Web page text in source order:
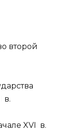
второй
в.
XVI в.